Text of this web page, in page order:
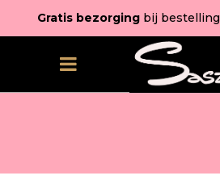
Gratis bezorgingbij